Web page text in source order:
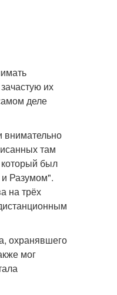
их
деле
внимательно
там
который был
Разумом".
на трёх
охранявшего
мог